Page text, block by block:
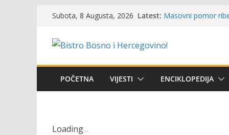
Skip
content
Subota, 8 Augusta, 2026 Latest: Masovni pomor
Poziv za učešće u
Obavještenje
osobe sa
POČETNA VIJESTI ENCIKLOPEDIJA
Loading...